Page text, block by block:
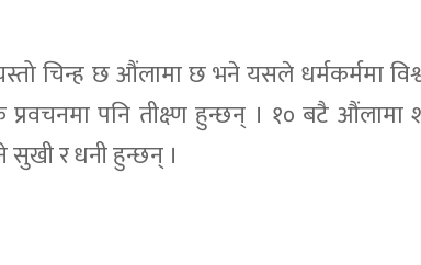
चिन्ह छ औंलामा छ भने यसले धर्मकर्ममा
पनि तीक्ष्ण हुन्छन् । १० बटै औंलामा
र धनी हुन्छन् ।